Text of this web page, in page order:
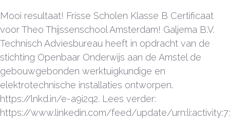
Mooi resultaat! Frisse Scholen Klasse B Certificaat
voor Theo Thijssenschool Amsterdam! Galjema B.V.
Technisch Adviesbureau heeft in opdracht van de
stichting Openbaar Onderwijs aan de Amstel de
gebouwgebonden werktuigkundige en
elektrotechnische installaties ontworpen.
https://lnkd.in/e-a9i2q2. Lees verder:
https://www.linkedin.com/feed/update/